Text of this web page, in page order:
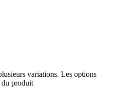
variations. Les options
du produit